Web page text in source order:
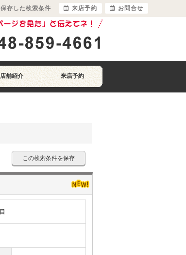
店舗紹介 来店予約
この検索条件を保存
保存した検索条件 来店予約 お問合せ